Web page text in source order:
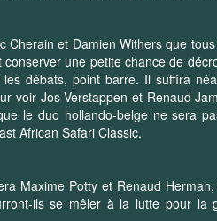
Cherain et Damien Withers que
une petite chance de
débats, point barre. Il suffira
voir Jos Verstappen et Renaud
le duo hollando-belge ne sera
African Safari Classic.
Maxime Potty et Renaud
ils se mêler à la lutte pour la